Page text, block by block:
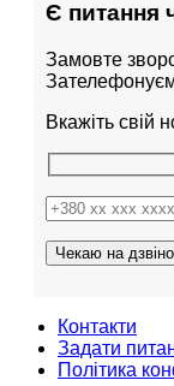
Є питання
Замовте
Вкажіть свій
Контакти
Задати
Політика